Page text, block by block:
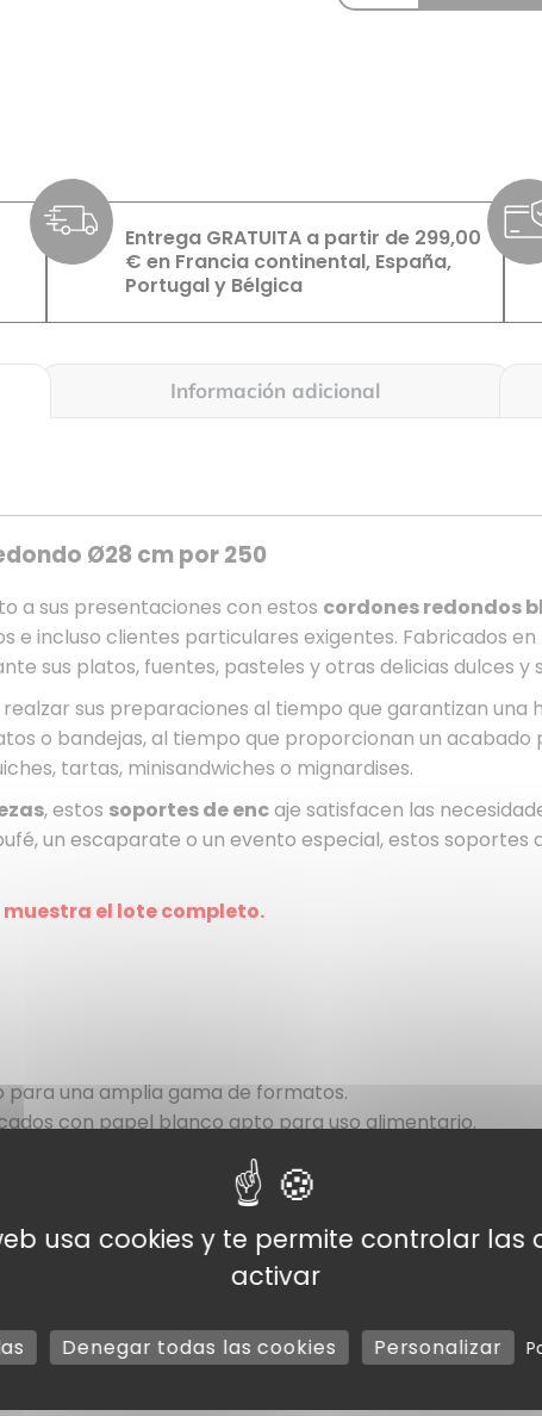
Entrega GRATUITA a partir de 299,00
€ en Francia continental, España,
Portugal y Bélgica
Información adicional
Ø28 cm por 250
a sus presentaciones con estos cordones redondos
e incluso clientes particulares exigentes. Fabricados en
sus platos, fuentes, pasteles y otras delicias dulces y
sus preparaciones al tiempo que garantizan
o bandejas, al tiempo que proporcionan un acabado
tartas, minisandwiches o mignardises.
, estos soportes de encaje satisfacen las
un escaparate o un evento especial, estos
el lote completo.
una amplia gama de formatos.
con papel blanco apto para uso alimentario.
para uso regular.
usa cookies y te permite controlar las
activar
Denegar todas las cookies Personalizar